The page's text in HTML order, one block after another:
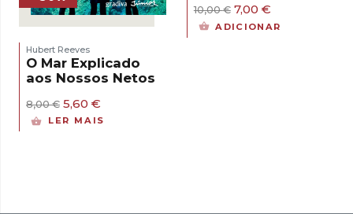
Hubert Reeves
O Mar Explicado
aos Nossos Netos
8,00€ O
preço
5,60 €
preço
LER MAIS
10,00€ O
preço
7,00 €O
preço
ADICIONAR